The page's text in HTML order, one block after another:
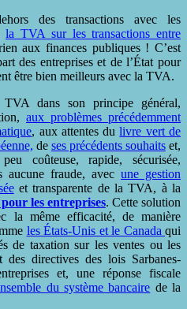
des transactions avec les
la TVA sur les transactions entre
aux finances publiques ! C’est
des entreprises et de l’État pour
être bien meilleurs avec la TVA.
dans son principe général,
aux problèmes précédemment
, aux attentes dulivre vert de
de ses précédents souhaitset,
coûteuse, rapide, sécurisée,
aucune fraude, avec une gestion
et transparente de la TVA, à la
les entreprises. Cette solution
la même efficacité, de manière
les États-Unis et le Canada qui
de taxation sur les ventes ou les
des directives des lois Sarbanes-
et, une réponse fiscale
du système bancaire de la